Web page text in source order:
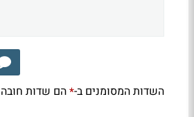
השדות המסומנים ב-*הם שדות חובה